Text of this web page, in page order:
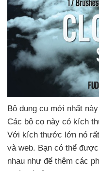
Bộ dụng cụ mới nhất
Các bộ cọ này có kích
Với kích thước lớn nó
và web. Bạn có thể được
nhau như để thêm các